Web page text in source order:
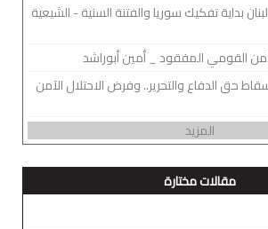
بداية تفكيك سوريا والفتنة السنية - الشيعية
القومي المفقود _ أمين أبوراشد
حق الدفاع والتحرير.. وفرض الاحتلال الآمن
المزيد
مقالات مختارة